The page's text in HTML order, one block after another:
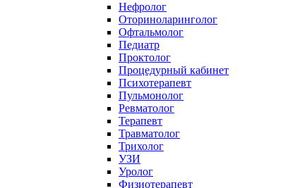
Нефролог
Оториноларинголог
Офтальмолог
Педиатр
Проктолог
Процедурный кабинет
Психотерапевт
Пульмонолог
Ревматолог
Терапевт
Травматолог
Трихолог
УЗИ
Уролог
Физиотерапевт